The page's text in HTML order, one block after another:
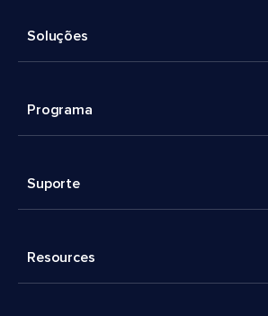
Soluções
Programa
Suporte
Resources